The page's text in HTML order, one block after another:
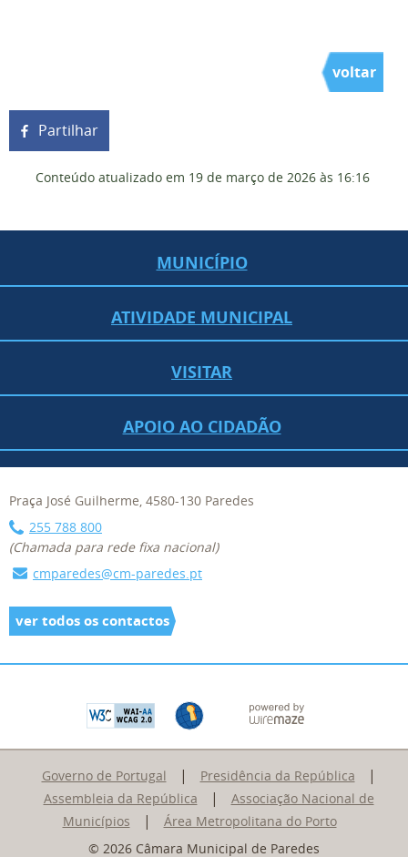
voltar
Partilhar
Conteúdo atualizado em 19 de março de 2026 às 16:16
MUNICÍPIO
ATIVIDADE MUNICIPAL
VISITAR
APOIO AO CIDADÃO
Praça José Guilherme, 4580-130 Paredes
255 788 800
(Chamada para rede fixa nacional)
cmparedes@cm-paredes.pt
ver todos os contactos
Governo de Portugal | Presidência da República |
Assembleia da República |
Associação Nacional de
Municípios
|
Área Metropolitana do Porto
© 2026 Câmara Municipal de Paredes